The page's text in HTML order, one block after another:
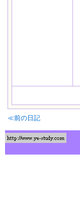
≪前の日記